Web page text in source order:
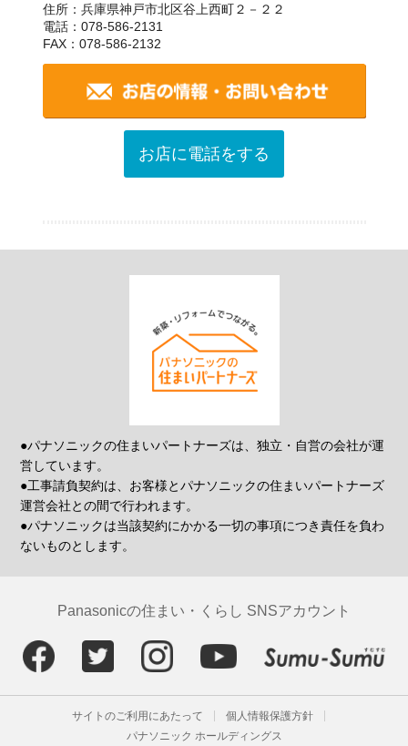
住所：兵庫県神戸市北区谷上西町２－２２
電話：078-586-2131
FAX：078-586-2132
お店に電話をする
●パナソニックの住まいパートナーズは、独立・自営の会社が運
営しています。
●工事請負契約は、お客様とパナソニックの住まいパートナーズ
運営会社との間で行われます。
●パナソニックは当該契約にかかる一切の事項につき責任を負わ
ないものとします。
Panasonicの住まい・くらし SNSアカウント
サイトのご利用にあたって
個人情報保護方針
パナソニック ホールディングス